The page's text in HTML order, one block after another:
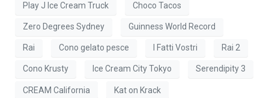
Play J Ice Cream Truck Choco Tacos
Zero Degrees Sydney Guinness World Record
Rai Cono gelato pesce I Fatti Vostri Rai 2
Cono Krusty Ice Cream City Tokyo Serendipity 3
CREAM California Kat on Krack